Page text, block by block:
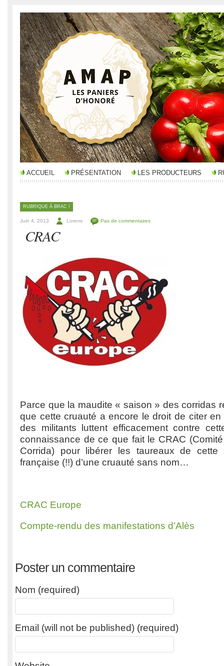
ACCUEIL PRÉSENTATION LES PRODUCTEURS
RUBRIQUE À BRAC !
Juin 4, 2013 Lorene Pas de commentaires
CRAC
Parce que la maudite « saison » des corridas
que cette cruauté a encore le droit de citer
des militants luttent efficacement contre
connaissance de ce que fait le CRAC
Corrida) pour libérer les taureaux de cette
française (!!) d’une cruauté sans nom…
CRAC Europe
Compte-rendu des manifestations d’Alès
Poster un commentaire
Nom (required)
Email (will not be published) (required)